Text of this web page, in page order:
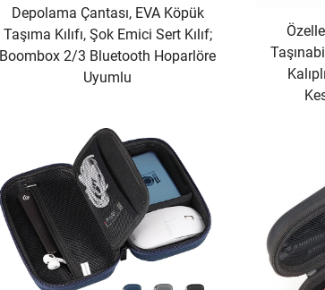
Depolama Çantası, EVA Köpük
Taşıma Kılıfı, Şok Emici Sert Kılıf;
Boombox 2/3 Bluetooth Hoparlöre
Uyumlu